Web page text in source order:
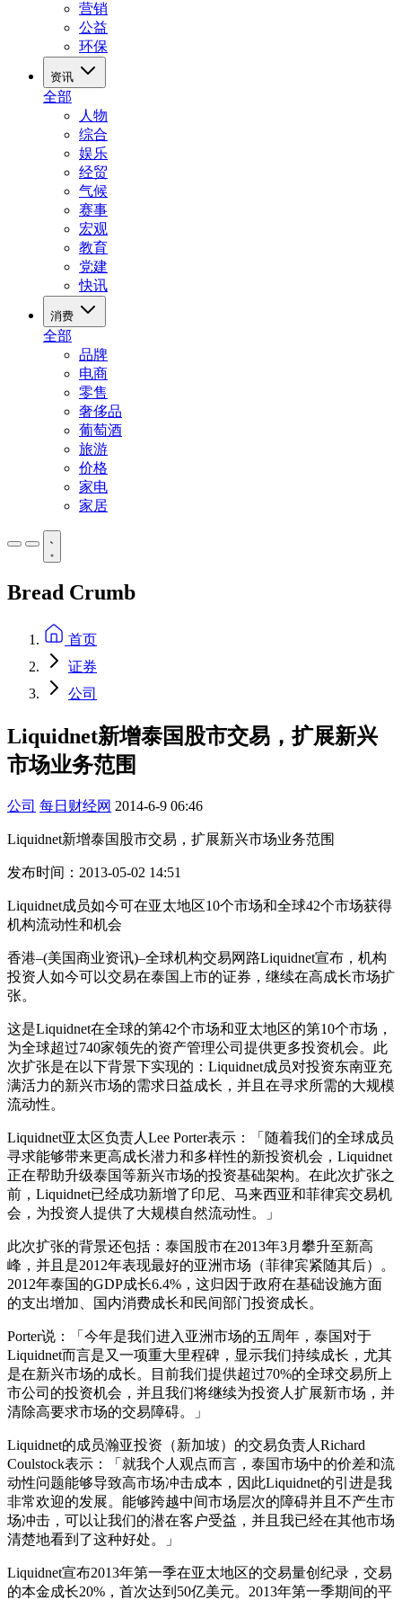
营销
公益
环保
资讯
全部
人物
综合
娱乐
经贸
气候
赛事
宏观
教育
党建
快讯
消费
全部
品牌
电商
零售
奢侈品
葡萄酒
旅游
价格
家电
家居
Bread Crumb
首页
证券
公司
Liquidnet新增泰国股市交易，扩展新兴
市场业务范围
公司 每日财经网 2014-6-9 06:46
Liquidnet新增泰国股市交易，扩展新兴市场业务范围
发布时间：2013-05-02 14:51
Liquidnet成员如今可在亚太地区10个市场和全球42个市场获得
机构流动性和机会
香港–(美国商业资讯)–全球机构交易网路Liquidnet宣布，机构
投资人如今可以交易在泰国上市的证券，继续在高成长市场扩
张。
这是Liquidnet在全球的第42个市场和亚太地区的第10个市场，
为全球超过740家领先的资产管理公司提供更多投资机会。此
次扩张是在以下背景下实现的：Liquidnet成员对投资东南亚充
满活力的新兴市场的需求日益成长，并且在寻求所需的大规模
流动性。
Liquidnet亚太区负责人Lee Porter表示：「随着我们的全球成员
寻求能够带来更高成长潜力和多样性的新投资机会，Liquidnet
正在帮助升级泰国等新兴市场的投资基础架构。在此次扩张之
前，Liquidnet已经成功新增了印尼、马来西亚和菲律宾交易机
会，为投资人提供了大规模自然流动性。」
此次扩张的背景还包括：泰国股市在2013年3月攀升至新高
峰，并且是2012年表现最好的亚洲市场（菲律宾紧随其后）。
2012年泰国的GDP成长6.4%，这归因于政府在基础设施方面
的支出增加、国内消费成长和民间部门投资成长。
Porter说：「今年是我们进入亚洲市场的五周年，泰国对于
Liquidnet而言是又一项重大里程碑，显示我们持续成长，尤其
是在新兴市场的成长。目前我们提供超过70%的全球交易所上
市公司的投资机会，并且我们将继续为投资人扩展新市场，并
清除高要求市场的交易障碍。」
Liquidnet的成员瀚亚投资（新加坡）的交易负责人Richard
Coulstock表示：「就我个人观点而言，泰国市场中的价差和流
动性问题能够导致高市场冲击成本，因此Liquidnet的引进是我
非常欢迎的发展。能够跨越中间市场层次的障碍并且不产生市
场冲击，可以让我们的潜在客户受益，并且我已经在其他市场
清楚地看到了这种好处。」
Liquidnet宣布2013年第一季在亚太地区的交易量创纪录，交易
的本金成长20%，首次达到50亿美元。2013年第一季期间的平